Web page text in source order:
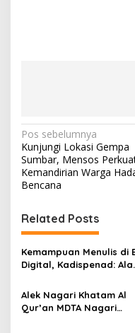
N
a
v
i
g
a
s
i
p
o
Pos sebelumnya
Kunjungi Lokasi Gempa
Sumbar, Mensos
Kemandirian Warga
Bencana
Related Posts
Kemampuan Menulis di
Digital, Kadispenad: Ala
Alek Nagari Khatam Al
Qur’an MDTA Nagari